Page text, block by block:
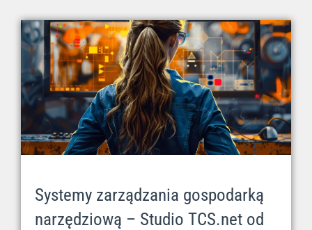
Systemy zarządzania gospodarką
narzędziową – Studio TCS.net od